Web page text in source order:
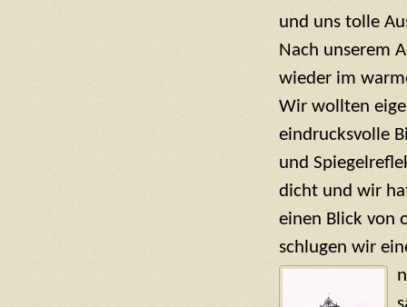
und uns tolle
Nach unserem
wieder im
Wir wollten
eindrucksvolle
und
dicht und wir
einen Blick von
schlugen wir